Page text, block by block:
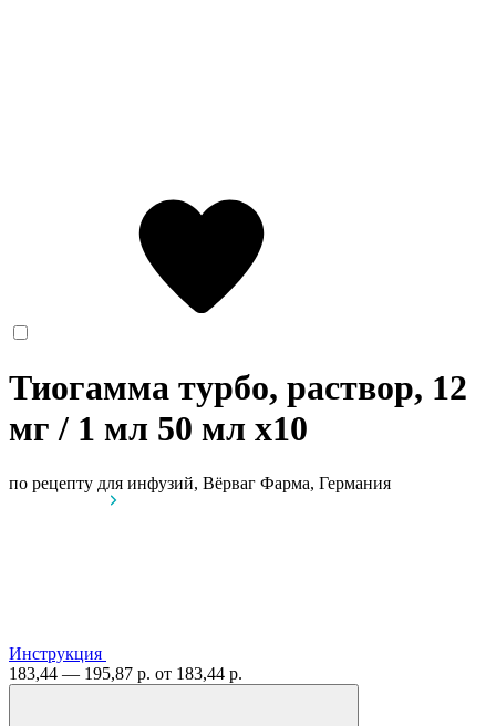
Тиогамма турбо, раствор, 12
мг / 1 мл 50 мл x10
по рецепту для инфузий, Вёрваг Фарма, Германия
Инструкция
183,44 — 195,87 р. от 183,44 р.